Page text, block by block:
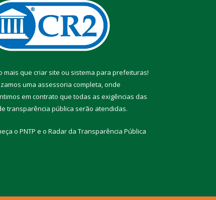
mais que criar site ou sistema para prefeituras!
uma assessoria completa, onde
em contrato que todas as exigências das
transparência pública serão atendidas.
o PNTP e o Radar da Transparência Pública